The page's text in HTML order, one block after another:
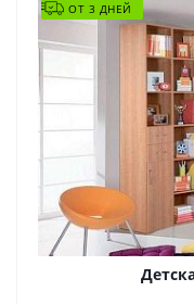
ОТ 3 ДНЕЙ